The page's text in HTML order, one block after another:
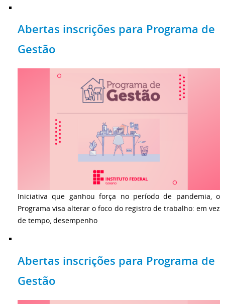
Abertas inscrições para Programa de
Gestão
Iniciativa que ganhou força no período de pandemia, o
Programa visa alterar o foco do registro de trabalho: em vez
de tempo, desempenho
Abertas inscrições para Programa de
Gestão